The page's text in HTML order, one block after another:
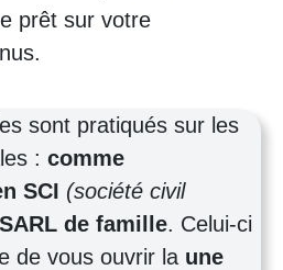
prêt sur votre
sont pratiqués sur les
: comme
SCI (société civil
SARL de famille. Celui-ci
de vous ouvrir la une